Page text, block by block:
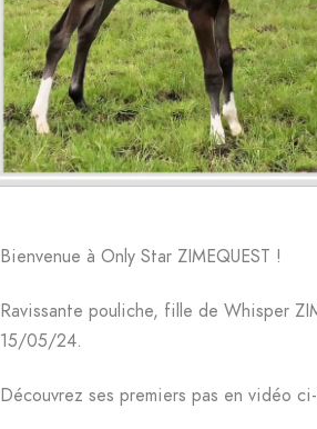
Bienvenue à Only Star ZIMEQUEST !
Ravissante pouliche, fille de Whisper
15/05/24.
Découvrez ses premiers pas en vidéo